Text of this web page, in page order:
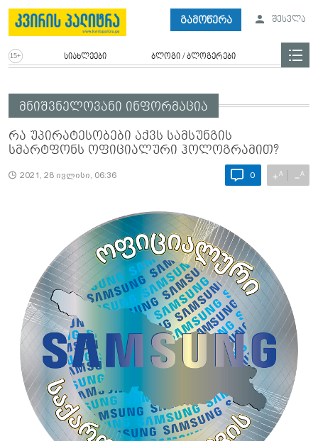
გამოწერა შესვლა
სიახლეები ბლოგი / ბლოგერები
მნიშვნელოვანი ინფორმაცია
რა უპირატესობები აქვს სამსუნგის
სმარტფონს ოფიციალური ჰოლოგრამით?
2021, 28 ივლისი, 06:36 0 +A −A